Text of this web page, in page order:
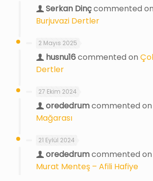
Serkan Dinçcommented on
Burjuvazi Dertler
2 Mayıs 2025
husnu16commented on
Dertler
27 Ekim 2024
orededrumcommented on
Mağarası
21 Eylül 2024
orededrumcommented on
Murat Menteş – Afili Hafiye